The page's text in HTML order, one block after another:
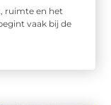
ruimte en het
vaak bij de